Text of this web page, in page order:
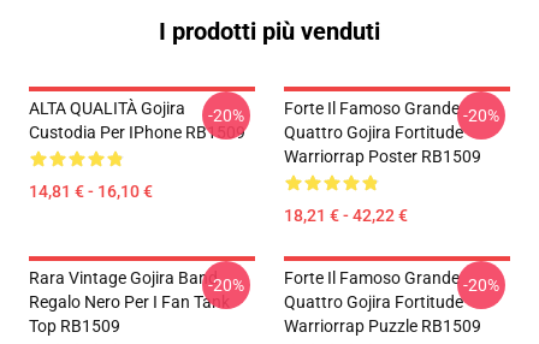
I prodotti più venduti
ALTA QUALITÀ Gojira
Custodia Per IPhone RB1509
14,81 € - 16,10 €
-20%
Forte Il Famoso Grande
Quattro Gojira Fortitude
Warriorrap Poster RB1509
18,21 € - 42,22 €
-20%
Rara Vintage Gojira Band
Regalo Nero Per I Fan Tank
Top RB1509
-20%
Forte Il Famoso Grande
Quattro Gojira Fortitude
Warriorrap Puzzle RB1509
-20%